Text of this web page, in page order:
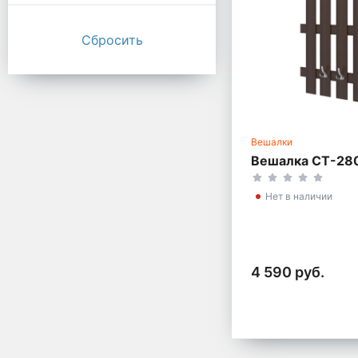
Вешалки
Вешалка СТ-
Нет в наличии
4 590 руб.